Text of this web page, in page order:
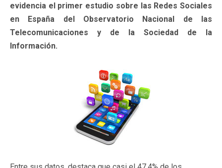
evidencia el primer estudio sobre las Redes Sociales
en España del Observatorio Nacional de las
Telecomunicaciones y de la Sociedad de la
Información.